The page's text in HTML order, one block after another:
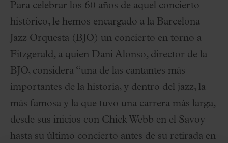
Para celebrar los 60 años de aquel concierto
histórico, le hemos encargado a la Barcelona
Jazz Orquesta (BJO) un concierto en torno a
Fitzgerald, a quien Dani Alonso, director de la
BJO, considera “una de las cantantes más
importantes de la historia, y dentro del jazz, la
más famosa y la que tuvo una carrera más larga,
desde sus inicios con Chick Webb en el Savoy
hasta su último concierto antes de su retirada en